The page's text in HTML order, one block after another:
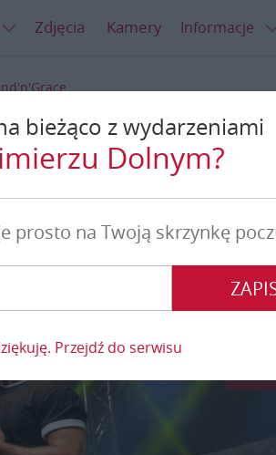
Zdjęcia Kamery Informacje
bieżąco z wydarzeniami
Dolnym?
prosto na Twoją skrzynkę
Przejdź do serwisu